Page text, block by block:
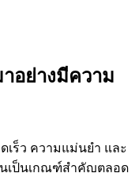
อย่างมีความ
ร็ว ความแม่นยำ และ
เป็นเกณฑ์สำคัญตลอด